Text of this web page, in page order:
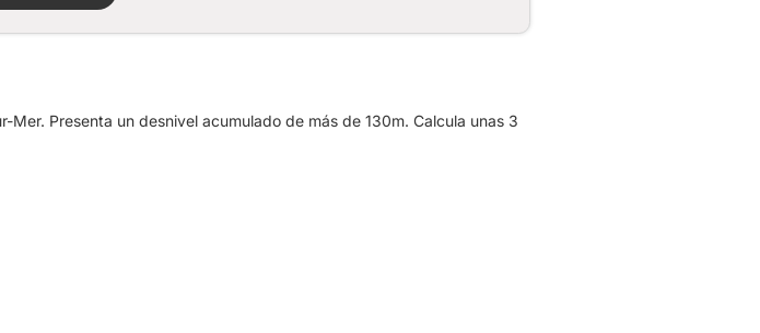
Presenta un desnivel acumulado de más de 130m. Calcula unas 3